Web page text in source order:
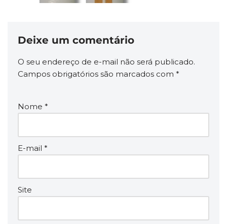
Deixe um comentário
O seu endereço de e-mail não será publicado.
Campos obrigatórios são marcados com *
Nome *
E-mail *
Site